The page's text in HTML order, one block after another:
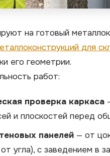
на готовый
для
его геометрии.
работ:
проверка каркаса
и плоскостей перед
панелей— от
угла), с заведением в